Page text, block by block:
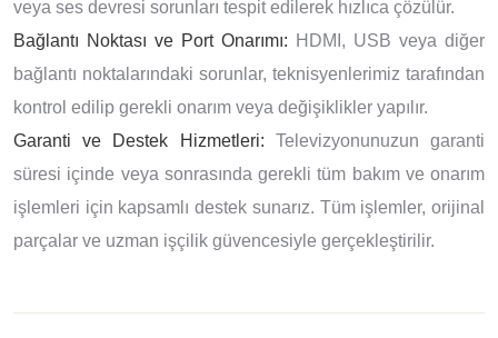
veya ses devresi sorunları tespit edilerek hızlıca çözülür.
Bağlantı Noktası ve Port Onarımı: HDMI, USB veya diğer
bağlantı noktalarındaki sorunlar, teknisyenlerimiz tarafından
kontrol edilip gerekli onarım veya değişiklikler yapılır.
Garanti ve Destek Hizmetleri: Televizyonunuzun garanti
süresi içinde veya sonrasında gerekli tüm bakım ve onarım
işlemleri için kapsamlı destek sunarız. Tüm işlemler, orijinal
parçalar ve uzman işçilik güvencesiyle gerçekleştirilir.